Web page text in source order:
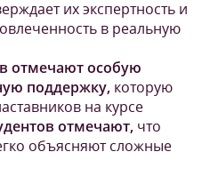
их экспертность и
в реальную
отмечают особую
поддержку, которую
на курсе
отмечают, что
объясняют сложные